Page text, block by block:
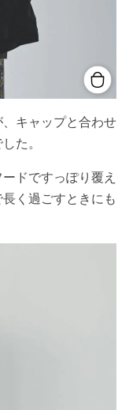
、キャップと合わせ
た。
ドですっぽり覆え
く過ごすときにも